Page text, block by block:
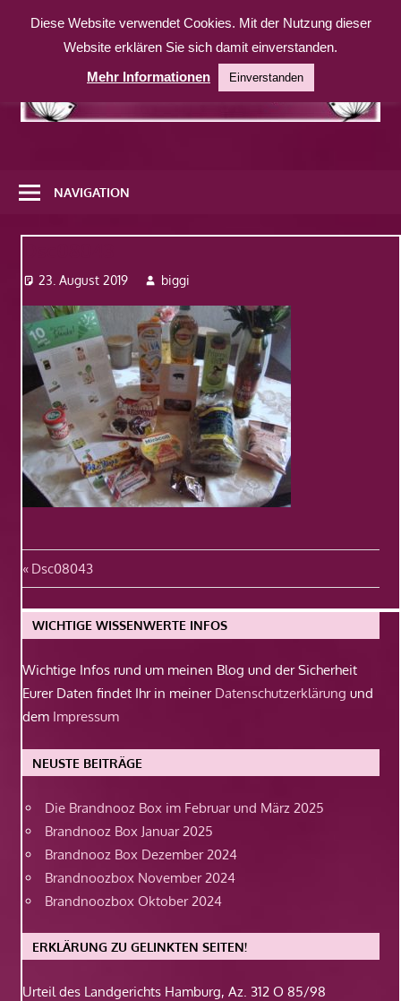
Inhalt
weitere
Website
NAVIGATION
23. August 2019 biggi
Beitragsnavigation
Vorheriger
Beitrag:
Dsc08043
WICHTIGE WISSENWERTE INFOS
Wichtige Infos rund um meinen Blog und der Sicherheit
Eurer Daten findet Ihr in meiner Datenschutzerklärung und
dem Impressum
NEUSTE BEITRÄGE
Die Brandnooz Box im Februar und März 2025
Brandnooz Box Januar 2025
Brandnooz Box Dezember 2024
Brandnoozbox November 2024
Brandnoozbox Oktober 2024
ERKLÄRUNG ZU GELINKTEN SEITEN!
Urteil des Landgerichts Hamburg, Az. 312 O 85/98
Diese Website verwendet Cookies. Mit der Nutzung dieser
Website erklären Sie sich damit einverstanden.
Mehr Informationen
Einverstanden